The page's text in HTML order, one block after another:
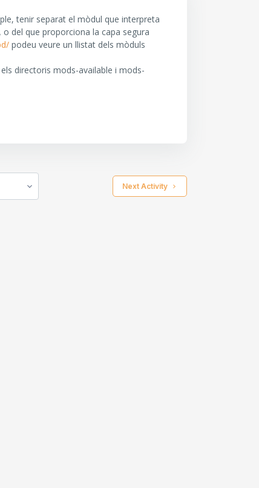
tenir separat el mòdul que interpreta
del que proporciona la capa segura
podeu veure un llistat dels mòduls
directoris mods-available i mods-
Next Activity